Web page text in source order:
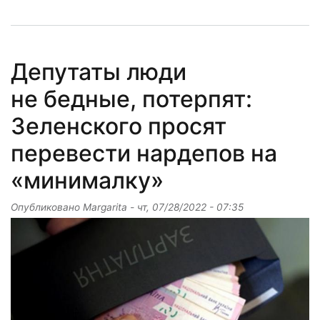
Депутаты люди
не бедные, потерпят:
Зеленского просят
перевести нардепов на
«минималку»
Опубликовано Margarita - чт, 07/28/2022 - 07:35